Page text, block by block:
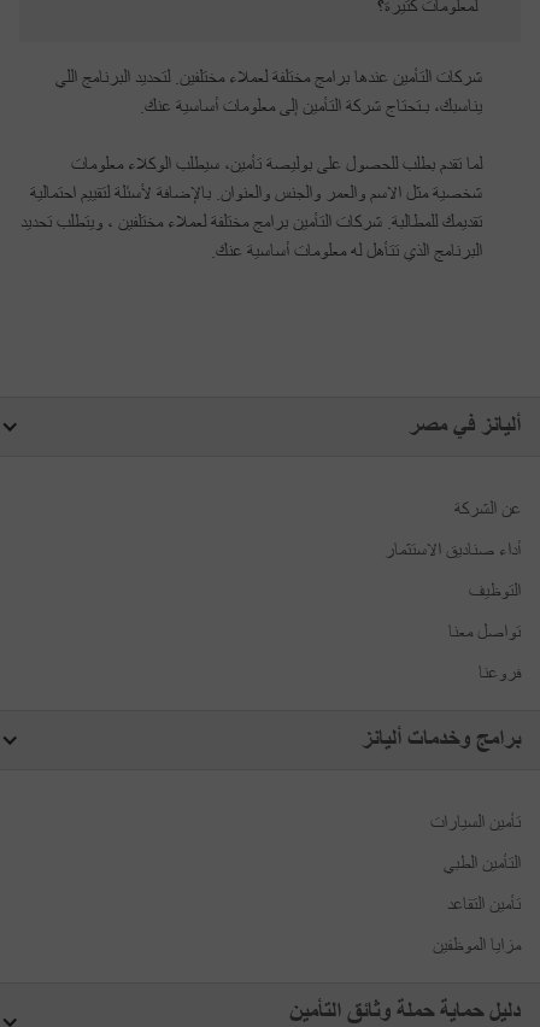
شركات التأمين عندها برامج مختلفة لعملاء مختلفين. لتحديد البرنامج اللي
يناسبك، بـتحتاج شركة التأمين إلى معلومات أساسية عنك.
لما تقدم بطلب للحصول على بوليصة تأمين، سيطلب الوكلاء معلومات
شخصية مثل الاسم والعمر والجنس والعنوان. بالإضافة لأسئلة لتقييم احتمالية
تقديمك للمطالبة. شركات التأمين برامج مختلفة لعملاء مختلفين ، ويتطلب تحديد
البرنامج الذي تتأهل له معلومات أساسية عنك.
أليانز في مصر
عن الشركة
أداء صناديق الاستثمار
التوظيف
تواصل معنا
فروعنا
برامج وخدمات أليانز
تأمين السيارات
التأمين الطبي
تأمين التقاعد
مزايا الموظفين
دليل حماية حملة وثائق التأمين